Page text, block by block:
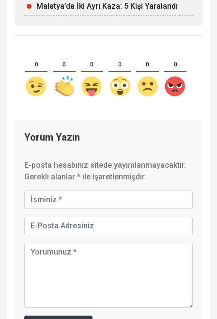
Malatya’da İki Ayrı Kaza: 5 Kişi Yaralandı
0 0 0 0 0 0
Yorum Yazın
E-posta hesabınız sitede yayımlanmayacaktır.
Gerekli alanlar * ile işaretlenmişdir.